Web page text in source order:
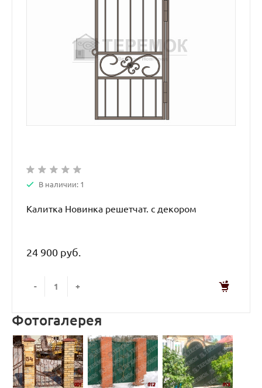
В наличии: 1
Калитка Новинка решетчат. с декором
24 900 руб.
- +
Фотогалерея